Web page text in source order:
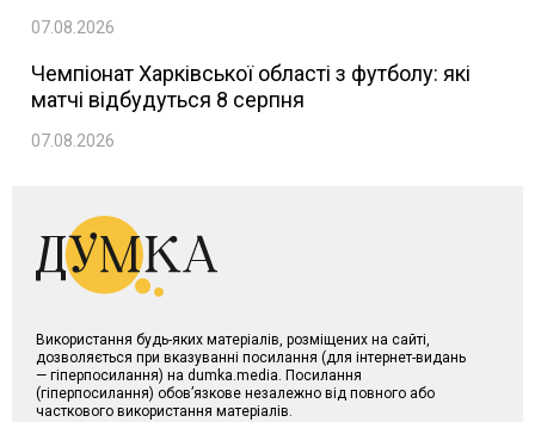
07.08.2026
Чемпіонат Харківської області з футболу: які
матчі відбудуться 8 серпня
07.08.2026
Використання будь-яких матеріалів, розміщених на сайті,
дозволяється при вказуванні посилання (для інтернет-видань
— гіперпосилання) на dumka.media. Посилання
(гіперпосилання) обов’язкове незалежно від повного або
часткового використання матеріалів.